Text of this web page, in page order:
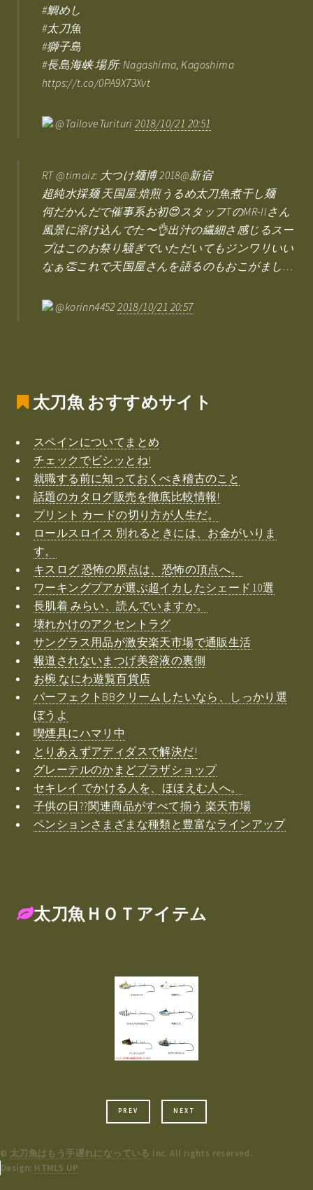
#鯛めし
#太刀魚
#獅子島
#長島海峡 場所: Nagashima, Kagoshima
https://t.co/0PA9X73Xvt
@TailoveTurituri2018/10/21 20:51
RT @timaiz: 大つけ麺博 2018@新宿
超純水採麺 天国屋:焙煎うるめ太刀魚煮干し麺
何だかんだで催事系お初😍スタッフTのMR-IIさん
風景に溶け込んでた〜👌出汁の繊細さ感じるスー
プはこのお祭り騒ぎでいただいてもジンワリいい
なぁ👏これで天国屋さんを語るのもおこがまし…
@korinn44522018/10/21 20:57
太刀魚おすすめサイト
スペインについてまとめ
チェックでビシッとね!
就職する前に知っておくべき稽古のこと
話題のカタログ販売を徹底比較情報!
プリント カードの切り方が人生だ。
ロールスロイス 別れるときには、お金がいりま
す。
キスログ 恐怖の原点は、恐怖の頂点へ。
ワーキングプアが選ぶ超イカしたシェード10選
長肌着 みらい、読んでいますか。
壊れかけのアクセントラグ
サングラス用品が激安楽天市場で通販生活
報道されないまつげ美容液の裏側
お椀 なにわ遊覧百貨店
パーフェクトBBクリームしたいなら、しっかり選
ぼうよ
喫煙具にハマリ中
とりあえずアディダスで解決だ!
グレーテルのかまどプラザショップ
セキレイ でかける人を、ほほえむ人へ。
子供の日??関連商品がすべて揃う 楽天市場
ペンションさまざまな種類と豊富なラインアップ
太刀魚ＨＯＴアイテム
PREV NEXT
© 太刀魚はもう手遅れになっている Inc. All rights reserved.
Design: HTML5 UP